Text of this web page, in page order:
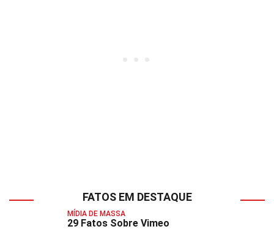
FATOS EM DESTAQUE
MÍDIA DE MASSA
29 Fatos Sobre Vimeo